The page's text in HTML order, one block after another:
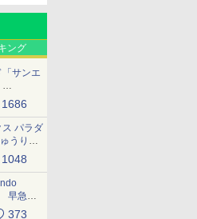
ング
サンエ
1686
パラダ
うりド
メニュ
1048
早急に
373